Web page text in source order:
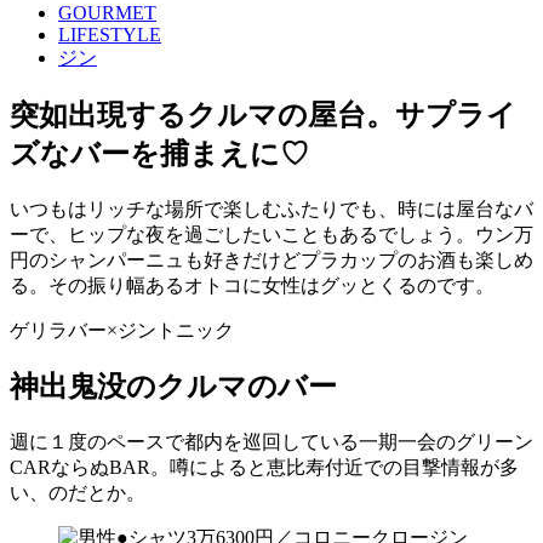
GOURMET
LIFESTYLE
ジン
突如出現するクルマの屋台。サプライ
ズなバーを捕まえに♡
いつもはリッチな場所で楽しむふたりでも、時には屋台なバ
ーで、ヒップな夜を過ごしたいこともあるでしょう。ウン万
円のシャンパーニュも好きだけどプラカップのお酒も楽しめ
る。その振り幅あるオトコに女性はグッとくるのです。
ゲリラバー×ジントニック
神出鬼没のクルマのバー
週に１度のペースで都内を巡回している一期一会のグリーン
CARならぬBAR。噂によると恵比寿付近での目撃情報が多
い、のだとか。